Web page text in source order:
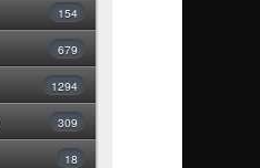
154
679
1294
309
18